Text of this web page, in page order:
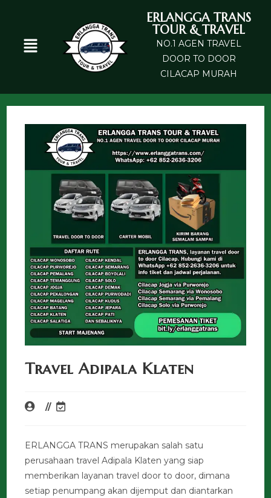
ERLANGGA TRANS
TOUR & TRAVEL
NO.1 AGEN TRAVEL
DOOR TO DOOR
CILACAP MURAH
Travel Adipala Klaten
ERLANGGA TRANS merupakan salah satu
perusahaan travel Adipala Klaten yang siap
memberikan layanan travel door to door, dimana
setiap penumpang akan dijemput dan diantarkan